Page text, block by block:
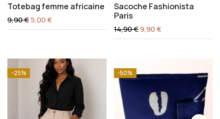
Totebag femme africaine
9,90€5,00€
Sacoche Fashionista
Paris
14,90€9,90€
-25% -50%